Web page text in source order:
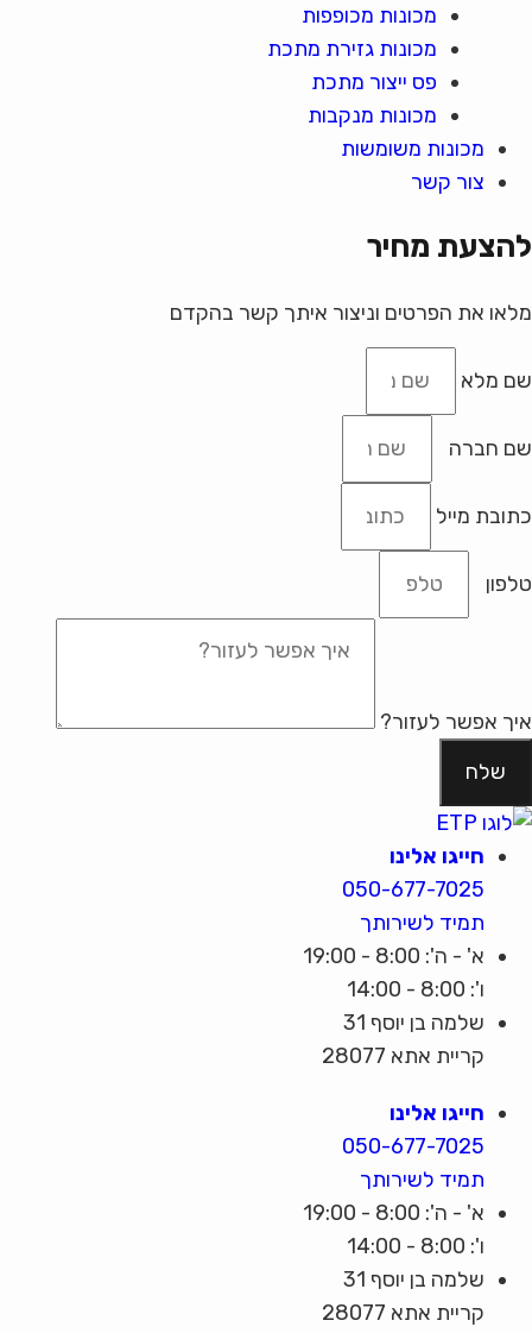
מכונות מכופפות
מכונות גזירת מתכת
פס ייצור מתכת
מכונות מנקבות
מכונות משומשות
צור קשר
להצעת מחיר
מלאו את הפרטים וניצור איתך קשר בהקדם
שם מלא
שם חברה
כתובת מייל
טלפון
איך אפשר לעזור?
שלח
חייגו אלינו
050-677-7025
תמיד לשירותך
א' - ה': 8:00 - 19:00
ו': 8:00 - 14:00
שלמה בן יוסף 31
קריית אתא 28077
חייגו אלינו
050-677-7025
תמיד לשירותך
א' - ה': 8:00 - 19:00
ו': 8:00 - 14:00
שלמה בן יוסף 31
קריית אתא 28077